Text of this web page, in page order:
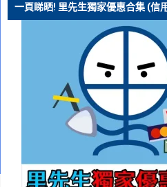
一頁睇晒! 里先生獨家優惠合集 (信